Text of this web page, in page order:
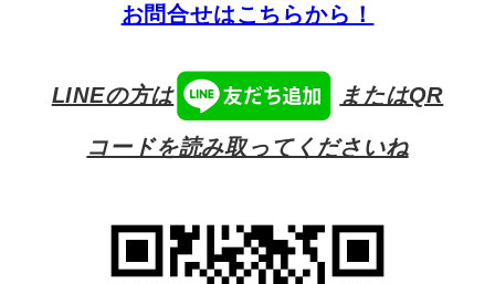
お問合せはこちらから！
LINEの方は またはQR
コードを読み取ってくださいね